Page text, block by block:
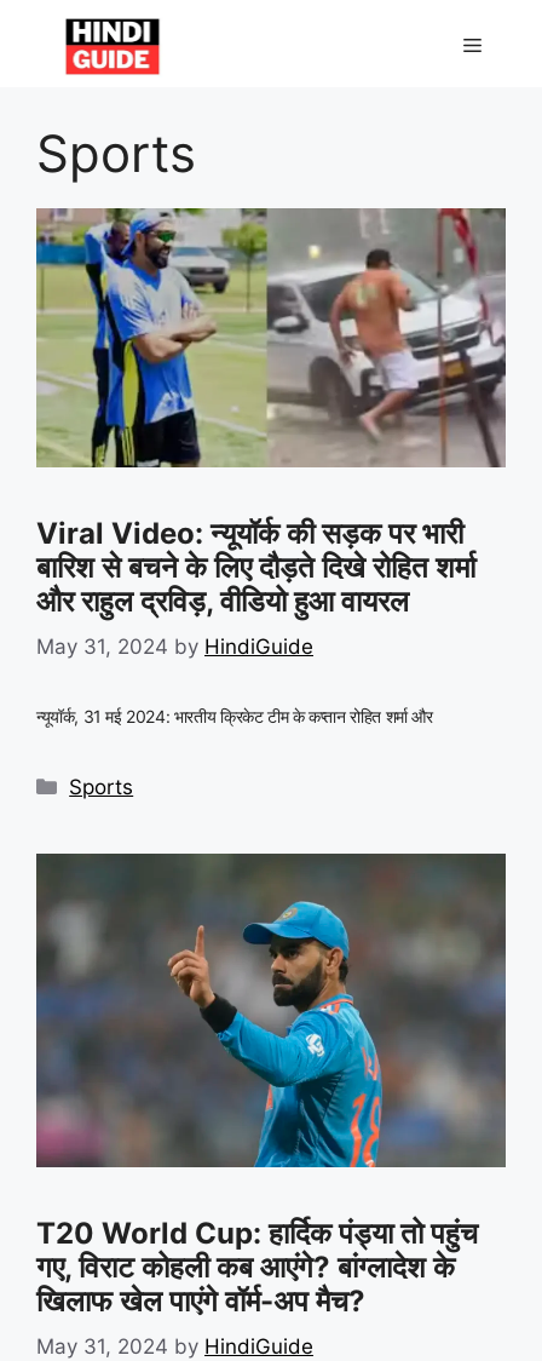
content
MENU
Sports
Viral Video: न्यूयॉर्क की सड़क पर भारी
बारिश से बचने के लिए दौड़ते दिखे रोहित शर्मा
और राहुल द्रविड़, वीडियो हुआ वायरल
May 31, 2024 by HindiGuide
न्यूयॉर्क, 31 मई 2024: भारतीय क्रिकेट टीम के कप्तान रोहित शर्मा और
Categories
Sports
T20 World Cup: हार्दिक पंड्या तो पहुंच
गए, विराट कोहली कब आएंगे? बांग्लादेश के
खिलाफ खेल पाएंगे वॉर्म-अप मैच?
May 31, 2024 by HindiGuide